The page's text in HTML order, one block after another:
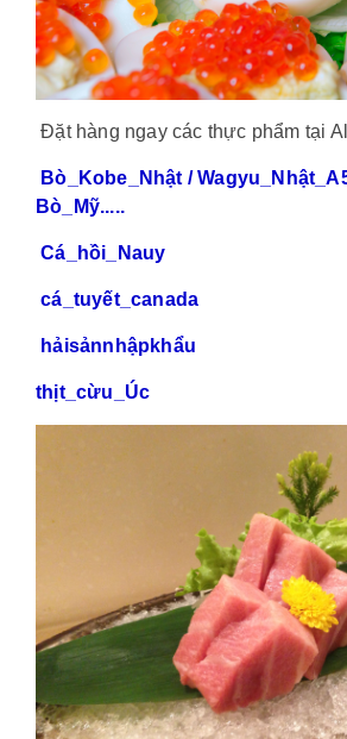
Đặt hàng ngay các thực phẩm tại
Bò_Kobe_Nhật /
Bò_Mỹ.....
Cá_hồi_Nauy
cá_tuyết_canada
hảisảnnhậpkhẩu
thịt_cừu_Úc